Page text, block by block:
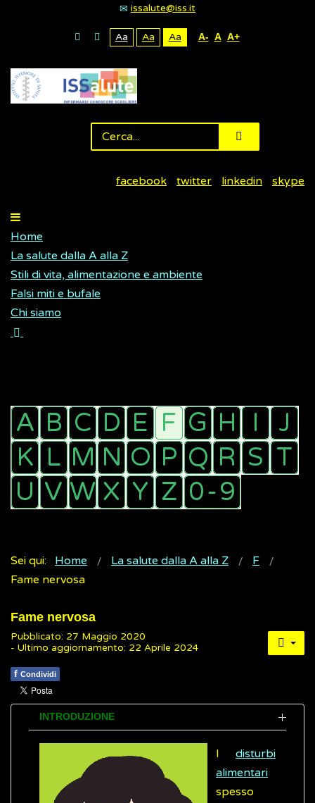
issalute@iss.it
Aa Aa Aa A- A A+
facebook twitter linkedin skype
Home
La salute dalla A alla Z
Stili di vita, alimentazione e ambiente
Falsi miti e bufale
Chi siamo
Sei qui: Home La salute dalla A alla Z
F
Fame nervosa
Fame nervosa
Pubblicato: 27 Maggio 2020
- Ultimo aggiornamento: 22 Aprile 2024
f Condividi
INTRODUZIONE
I disturbi
alimentari
spesso